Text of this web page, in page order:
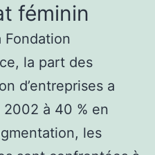
féminin
Fondation
la part des
d’entreprises a
à 40 % en
les